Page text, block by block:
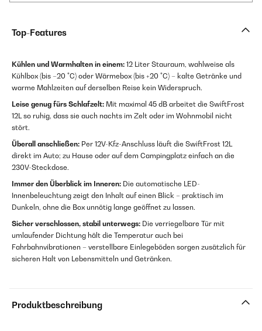
Top-Features
Kühlen und Warmhalten in einem: 12 Liter Stauraum, wahlweise als
Kühlbox (bis –20 °C) oder Wärmebox (bis +20 °C) – kalte Getränke und
warme Mahlzeiten auf derselben Reise kein Widerspruch.
Leise genug fürs Schlafzelt: Mit maximal 45 dB arbeitet die SwiftFrost
12L so ruhig, dass sie auch nachts im Zelt oder im Wohnmobil nicht
stört.
Überall anschließen: Per 12V-Kfz-Anschluss läuft die SwiftFrost 12L
direkt im Auto; zu Hause oder auf dem Campingplatz einfach an die
230V-Steckdose.
Immer den Überblick im Inneren: Die automatische LED-
Innenbeleuchtung zeigt den Inhalt auf einen Blick – praktisch im
Dunkeln, ohne die Box unnötig lange geöffnet zu lassen.
Sicher verschlossen, stabil unterwegs: Die verriegelbare Tür mit
umlaufender Dichtung hält die Temperatur auch bei
Fahrbahnvibrationen – verstellbare Einlegeböden sorgen zusätzlich für
sicheren Halt von Lebensmitteln und Getränken.
Produktbeschreibung